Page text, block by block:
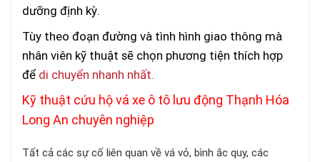
dưỡng định kỳ.
Tùy theo đoạn đường và tình hình giao thông mà
nhân viên kỹ thuật sẽ chọn phương tiện thích hợp
để di chuyển nhanh nhất.
Kỹ thuật cứu hộ vá xe ô tô lưu động Thạnh Hóa
Long An chuyên nghiệp
Tất cả các sự cố liên quan về vá vỏ, bình ắc quy, các